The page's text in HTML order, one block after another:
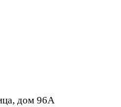
дом 96А